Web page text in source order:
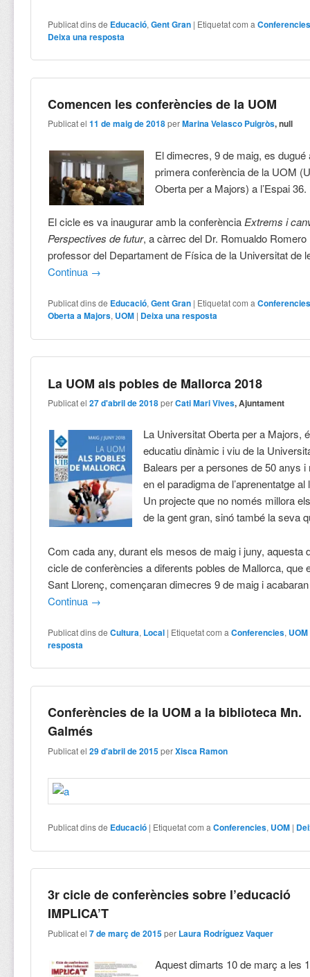
Publicat dins de Educació,Gent Gran | Etiquetat com a
Deixa una resposta
Comencen les conferències de la UOM
Publicat el11 de maig de 2018 perMarina Velasco Puigròs, null
El dimecres, 9 de maig, es dugué
primera conferència de la UOM
Oberta per a Majors) a l’Espai 36.
El cicle es va inaugurar amb la conferència Extrems i
Perspectives de futur, a càrrec del Dr. Romualdo
professor del Departament de Física de la Universitat de
Continua →
Publicat dins de Educació,Gent Gran | Etiquetat com a
Oberta a Majors, UOM | Deixa una resposta
La UOM als pobles de Mallorca 2018
Publicat el27 d'abril de 2018 perCati Mari Vives, Ajuntament
La Universitat Oberta per a Majors,
educatiu dinàmic i viu de la
Balears per a persones de 50 anys
en el paradigma de l’aprenentatge
Un projecte que no només millora
de la gent gran, sinó també la seva
Com cada any, durant els mesos de maig i juny, aquesta
cicle de conferències a diferents pobles de Mallorca, que
Sant Llorenç, començaran dimecres 9 de maig i
Continua →
Publicat dins de Cultura, Local | Etiquetat com a Conferencies, UOM
resposta
Conferències de la UOM a la biblioteca Mn.
Galmés
Publicat el29 d'abril de 2015 perXisca Ramon
Publicat dins de Educació | Etiquetat com a Conferencies, UOM |
3r cicle de conferències sobre l’educació
IMPLICA’T
Publicat el7 de març de 2015 per Laura Rodríguez Vaquer
Aquest dimarts 10 de març a les